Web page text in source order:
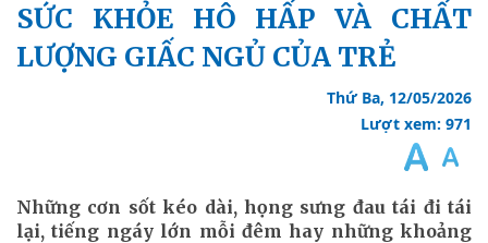
SỨC KHỎE HÔ HẤP VÀ CHẤT
LƯỢNG GIẤC NGỦ CỦA TRẺ
Thứ Ba, 12/05/2026
Lượt xem: 971
Những cơn sốt kéo dài, họng sưng đau tái đi tái
lại, tiếng ngáy lớn mỗi đêm hay những khoảng